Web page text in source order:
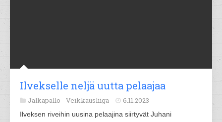
Ilvekselle neljä uutta pelaajaa
Jalkapallo - Veikkausliiga 6.11.2023
Ilveksen riveihin uusina pelaajina siirtyvät Juhani